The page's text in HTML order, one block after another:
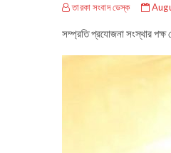
তারকা সংবাদ ডেস্ক
সম্প্রতি প্রযোজনা সংস্থার পক্ষ